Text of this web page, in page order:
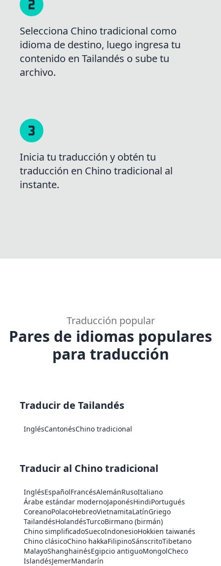
Selecciona Chino tradicional como
idioma de destino, luego ingresa tu
contenido en Tailandés o sube tu
archivo.
Inicia tu traducción y obtén tu
traducción en Chino tradicional al
instante.
Traducción popular
Pares de idiomas populares
para traducción
Traducir de Tailandés
InglésCantonésChino tradicional
Traducir al Chino tradicional
InglésEspañolFrancésAlemánRusoItaliano
Árabe estándar modernoJaponésHindiPortugués
CoreanoPolacoHebreoVietnamitaLatínGriego
TailandésHolandésTurcoBirmano (birmán)
Chino simplificadoSuecoIndonesioHokkien taiwanés
Chino clásicoChino hakkaFilipinoSánscritoTibetano
MalayoShanghainésEgipcio antiguoMongolCheco
IslandésJemerMandarín